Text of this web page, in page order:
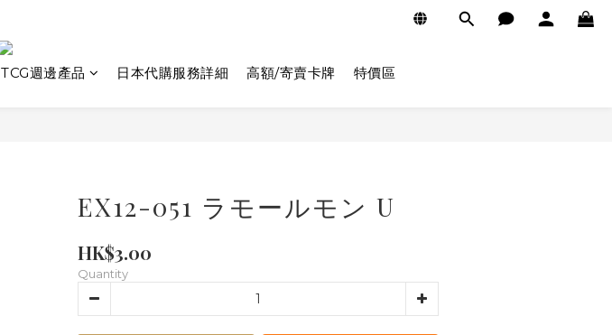
TCG週邊產品 日本代購服務詳細 高額/寄賣卡牌 特價區
EX12-051 ラモールモン U
HK$3.00
Quantity